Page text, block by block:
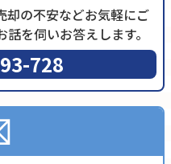
却の不安などお気軽にご
を伺いお答えします。
728